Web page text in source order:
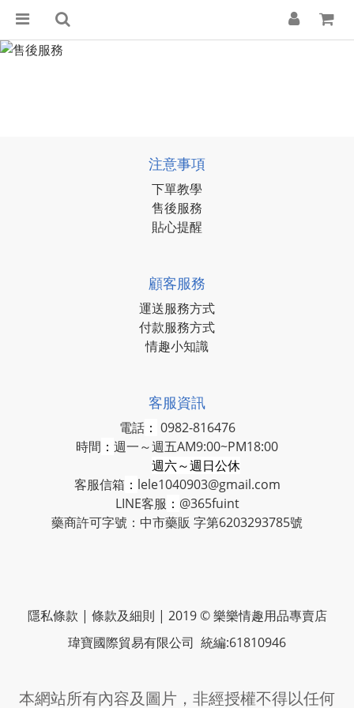
注意事項
下單教學
售後服務
貼心提醒
顧客服務
運送服務方式
付款服務方式
情趣小知識
客服資訊
電話： 0982-816476
時間 ： 週一～週五AM9:00~PM18:00
週六～週日公休
客服信箱 ： lele1040903@gmail.com
LINE客服 ： @365fuint
藥商許可字號：中市藥販 字第6203293785號
隱私條款 | 條款及細則 | 2019 © 樂樂情趣用品專賣店
瑋寶國際貿易有限公司 統編:61810946
本網站所有內容及圖片，非經授權不得以任何